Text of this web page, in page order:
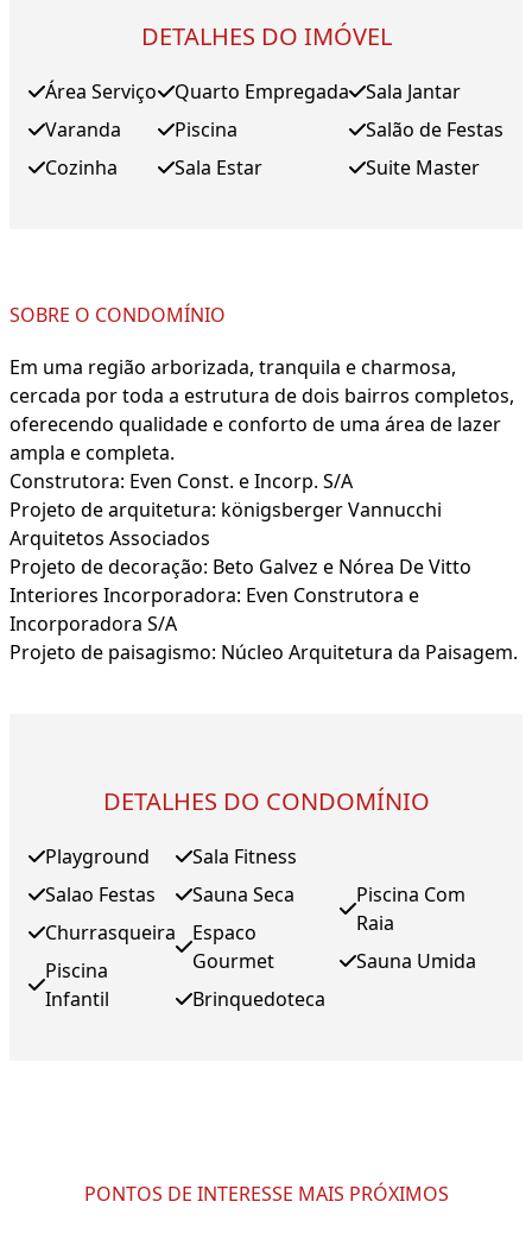
DETALHES DO IMÓVEL
Área Serviço
Varanda
Cozinha
Quarto Empregada
Piscina
Sala Estar
Sala Jantar
Salão de Festas
Suite Master
SOBRE O CONDOMÍNIO
Em uma região arborizada, tranquila e charmosa,
cercada por toda a estrutura de dois bairros completos,
oferecendo qualidade e conforto de uma área de lazer
ampla e completa.
Construtora: Even Const. e Incorp. S/A
Projeto de arquitetura: königsberger Vannucchi
Arquitetos Associados
Projeto de decoração: Beto Galvez e Nórea De Vitto
Interiores Incorporadora: Even Construtora e
Incorporadora S/A
Projeto de paisagismo: Núcleo Arquitetura da Paisagem.
DETALHES DO CONDOMÍNIO
Playground
Salao Festas
Churrasqueira
Piscina
Infantil
Sala Fitness
Sauna Seca
Espaco
Gourmet
Brinquedoteca
Piscina Com
Raia
Sauna Umida
PONTOS DE INTERESSE MAIS PRÓXIMOS